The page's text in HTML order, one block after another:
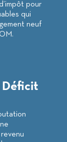
pour
qui
neuf
Déficit